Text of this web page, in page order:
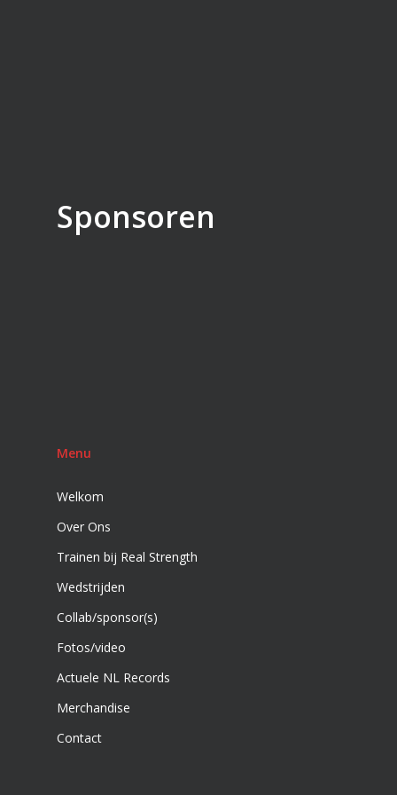
Sponsoren
Menu
Welkom
Over Ons
Trainen bij Real Strength
Wedstrijden
Collab/sponsor(s)
Fotos/video
Actuele NL Records
Merchandise
Contact